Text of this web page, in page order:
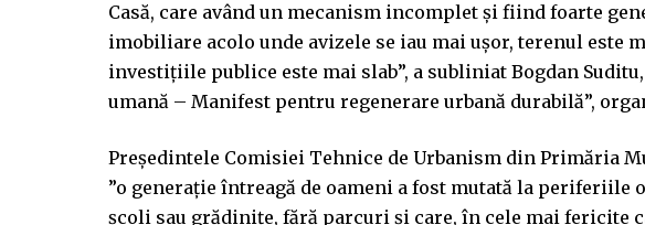
Casă, care având un mecanism incomplet și fiind foarte
imobiliare acolo unde avizele se iau mai ușor, terenul
investițiile publice este mai slab”, a subliniat Bogdan
umană – Manifest pentru regenerare urbană durabilă”,
Preşedintele Comisiei Tehnice de Urbanism din Primăria
”o generație întreagă de oameni a fost mutată la
școli sau grădinițe, fără parcuri și care, în cele mai fericite